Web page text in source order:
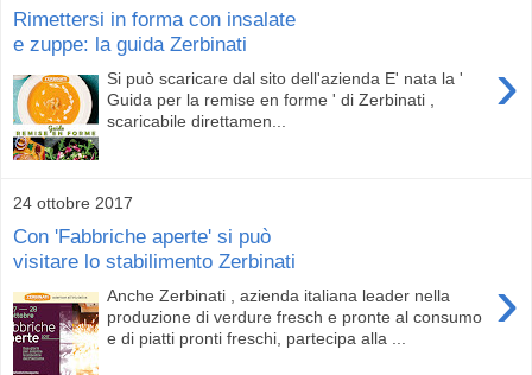
Rimettersi in forma con insalate
e zuppe: la guida Zerbinati
›
Si può scaricare dal sito dell'azienda E' nata la '
Guida per la remise en forme ' di Zerbinati ,
scaricabile direttamen...
24 ottobre 2017
Con 'Fabbriche aperte' si può
visitare lo stabilimento Zerbinati
›
Anche Zerbinati , azienda italiana leader nella
produzione di verdure fresch e pronte al consumo
e di piatti pronti freschi, partecipa alla ...